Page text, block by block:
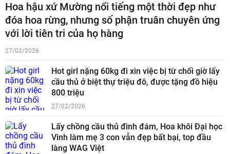
Hoa hậu xứ Mường nổi tiếng một thời đẹp như
đóa hoa rừng, nhưng số phận truân chuyên ứng
với lời tiên tri của họ hàng
27/02/2026
Hot girl nặng 60kg đi xin việc bị từ chối giờ lấy
cầu thủ ở biệt thự triệu đô, được tặng đồ hiệu
800 triệu
27/02/2026
Lấy chồng cầu thủ đình đám, Hoa khôi Đại học
Vinh làm mẹ 3 con vẫn đẹp bất bại, top đầu
làng WAG Việt